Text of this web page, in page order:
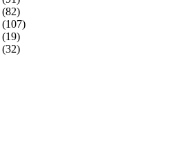
(82)
(107)
(19)
(32)